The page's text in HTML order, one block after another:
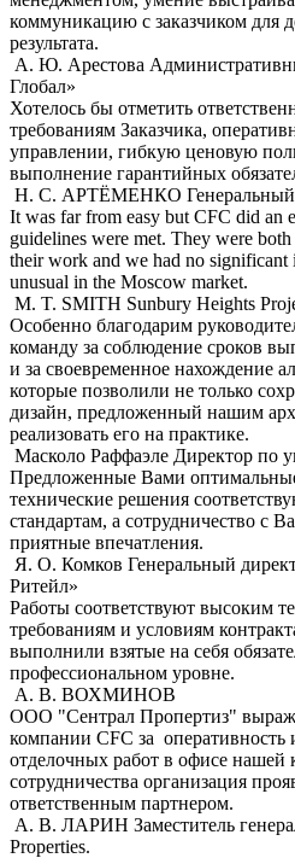
коммуникацию с заказчиком для
результата.
А. Ю. Арестова
Глобал»
Хотелось бы отметить
требованиям Заказчика,
управлении, гибкую ценовую
выполнение гарантийных
Н. С. АРТЁМЕНКО
It was far from easy but CFC did an
guidelines were met. They were
their work and we had no
unusual in the Moscow market.
M. T. SMITH Sunbury Heights
Особенно благодарим
команду за соблюдение сроков
и за своевременное нахождение
которые позволили не только
дизайн, предложенный нашим
реализовать его на практике.
Масколо Раффаэле Директор по
Предложенные Вами
технические решения
стандартам, а сотрудничество с
приятные впечатления.
Я. О. Комков Генеральный
Ритейл»
Работы соответствуют высоким
требованиям и условиям
выполнили взятые на себя
профессиональном уровне.
А. В. ВОХМИНОВ
ООО "Сентрал Пропертиз"
компании CFC за оперативность
отделочных работ в офисе нашей
сотрудничества организация
ответственным партнером.
А. В. ЛАРИН Заместитель
Properties.